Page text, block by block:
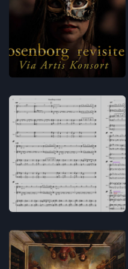
Rosenborg
revisited
Koncerter
Musikken
til
Rosenborg
revisited
Musikdramatik
Rosenborg